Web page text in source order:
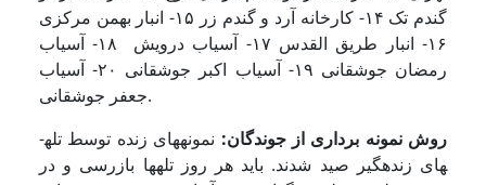
گندم تک ١۴- کارخانه آرد و گندم زر ١۵- انبار بهمن مرکزی
١۶- انبار طریق القدس ١٧- آسیاب درویش ١٨- آسیاب
رمضان جوشقانی ١٩- آسیاب اکبر جوشقانی ٢٠- آسیاب
جعفر جوشقانی.
روش نمونه برداری از جوندگان:نمونه­های زنده توسط تله­
های زنده­گیر صید شدند. باید هر روز تله­ها بازرسی و در